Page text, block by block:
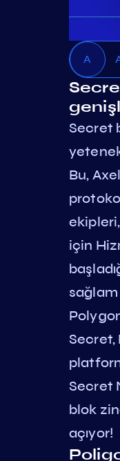
A
Secret
Bu,
için
sağlam
Secret,
Secret
blok
açıyor!